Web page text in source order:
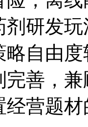
剂研发
略自由
完善，
经营题